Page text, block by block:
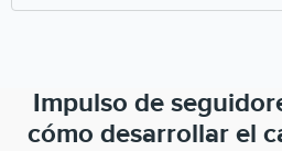
Impulso de
cómo desarrollar el